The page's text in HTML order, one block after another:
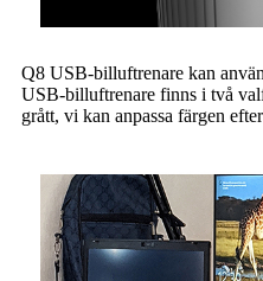
Q8 USB-billuftrenare kan
USB-billuftrenare finns i två
grått, vi kan anpassa färgen